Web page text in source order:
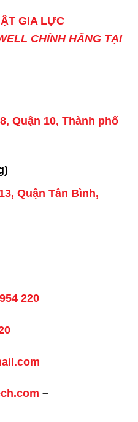
GIA LỰC
CHÍNH HÃNG TẠI
Quận 10, Thành phố
Quận Tân Bình,
220
–